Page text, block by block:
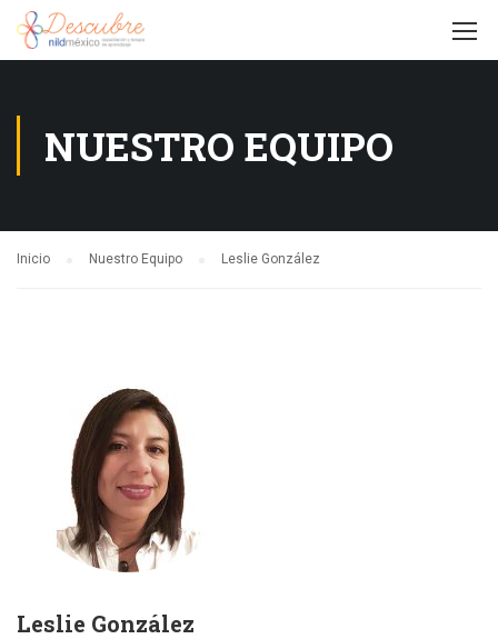
NUESTRO EQUIPO
Inicio Nuestro Equipo Leslie González
Leslie González